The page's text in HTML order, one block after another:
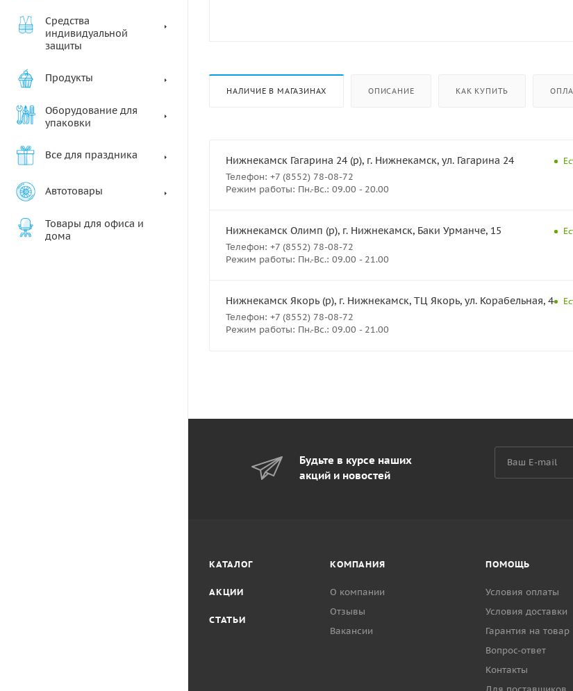
Средства
индивидуальной
защиты
Продукты
Оборудование для
упаковки
Все для праздника
Автотовары
Товары для офиса и
дома
НАЛИЧИЕ В МАГАЗИНАХ ОПИСАНИЕ КАК КУПИТЬ
Нижнекамск Гагарина 24 (р), г. Нижнекамск, ул. Гагарина 24
Телефон: +7 (8552) 78-08-72
Режим работы: Пн.-Вс.: 09.00 - 20.00
Нижнекамск Олимп (р), г. Нижнекамск, Баки Урманче, 15
Телефон: +7 (8552) 78-08-72
Режим работы: Пн.-Вс.: 09.00 - 21.00
Нижнекамск Якорь (р), г. Нижнекамск, ТЦ Якорь, ул. Корабельная, 44
Телефон: +7 (8552) 78-08-72
Режим работы: Пн.-Вс.: 09.00 - 21.00
Будьте в курсе наших
акций и новостей
КАТАЛОГ
АКЦИИ
СТАТЬИ
КОМПАНИЯ
О компании
Отзывы
Вакансии
ПОМОЩЬ
Условия оплаты
Условия доставки
Гарантия на товар
Вопрос-ответ
Контакты